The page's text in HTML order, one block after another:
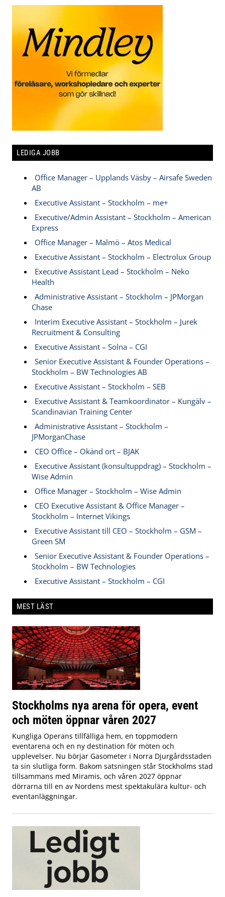
LEDIGA JOBB
Office Manager – Upplands Väsby – Airsafe Sweden
AB
Executive Assistant – Stockholm – me+
Executive/Admin Assistant – Stockholm – American
Express
Office Manager – Malmö – Atos Medical
Executive Assistant – Stockholm – Electrolux Group
Executive Assistant Lead – Stockholm – Neko
Health
Administrative Assistant – Stockholm – JPMorgan
Chase
Interim Executive Assistant – Stockholm – Jurek
Recruitment & Consulting
Executive Assistant – Solna – CGI
Senior Executive Assistant & Founder Operations –
Stockholm – BW Technologies AB
Executive Assistant – Stockholm – SEB
Executive Assistant & Teamkoordinator – Kungälv –
Scandinavian Training Center
Administrative Assistant – Stockholm –
JPMorganChase
CEO Office – Okänd ort – BJAK
Executive Assistant (konsultuppdrag) – Stockholm –
Wise Admin
Office Manager – Stockholm – Wise Admin
CEO Executive Assistant & Office Manager –
Stockholm – Internet Vikings
Executive Assistant till CEO – Stockholm – GSM –
Green SM
Senior Executive Assistant & Founder Operations –
Stockholm – BW Technologies
Executive Assistant – Stockholm – CGI
MEST LÄST
Stockholms nya arena för opera, event
och möten öppnar våren 2027
Kungliga Operans tillfälliga hem, en toppmodern
eventarena och en ny destination för möten och
upplevelser. Nu börjar Gasometer i Norra Djurgårdsstaden
ta sin slutliga form. Bakom satsningen står Stockholms stad
tillsammans med Miramis, och våren 2027 öppnar
dörrarna till en av Nordens mest spektakulära kultur- och
eventanläggningar.